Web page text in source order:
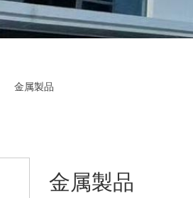
金属製品
金属製品